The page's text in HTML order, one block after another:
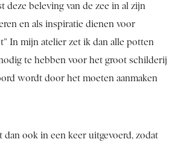
deze beleving van de zee in al zijn
en als inspiratie dienen voor
In mijn atelier zet ik dan alle potten
te hebben voor het groot schilderij
wordt door het moeten aanmaken
ook in een keer uitgevoerd, zodat